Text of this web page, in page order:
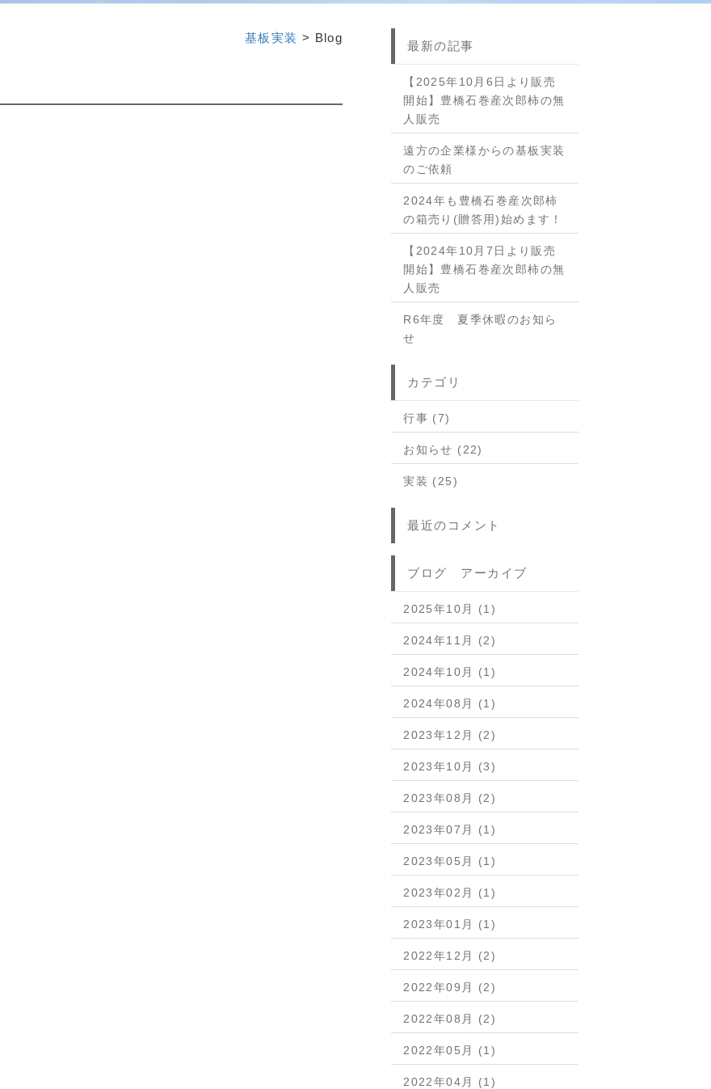
基板実装 > Blog
最新の記事
【2025年10月6日より販売
開始】豊橋石巻産次郎柿の無
人販売
遠方の企業様からの基板実装
のご依頼
2024年も豊橋石巻産次郎柿
の箱売り(贈答用)始めます！
【2024年10月7日より販売
開始】豊橋石巻産次郎柿の無
人販売
R6年度 夏季休暇のお知ら
せ
カテゴリ
行事 (7)
お知らせ (22)
実装 (25)
最近のコメント
ブログ アーカイブ
2025年10月 (1)
2024年11月 (2)
2024年10月 (1)
2024年08月 (1)
2023年12月 (2)
2023年10月 (3)
2023年08月 (2)
2023年07月 (1)
2023年05月 (1)
2023年02月 (1)
2023年01月 (1)
2022年12月 (2)
2022年09月 (2)
2022年08月 (2)
2022年05月 (1)
2022年04月 (1)